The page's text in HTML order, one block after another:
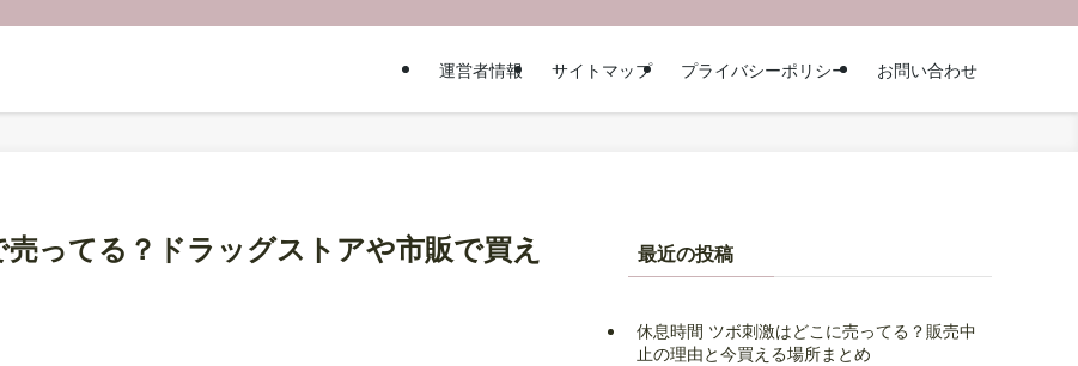
運営者情報 サイトマップ プライバシーポリシー お問い合わせ
ってる？ドラッグストアや市販で買え
最近の投稿
休息時間 ツボ刺激はどこに売ってる？販売中
止の理由と今買える場所まとめ